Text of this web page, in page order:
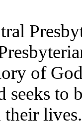
of
seeks
their lives.